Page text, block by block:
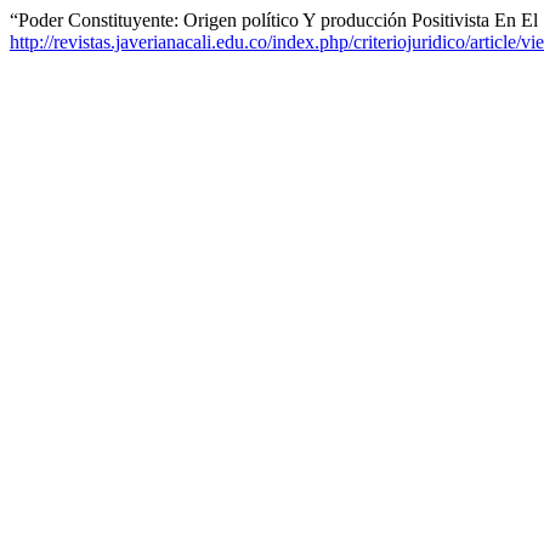
“Poder Constituyente: Origen político Y producción Positivista En
http://revistas.javerianacali.edu.co/index.php/criteriojuridico/article/